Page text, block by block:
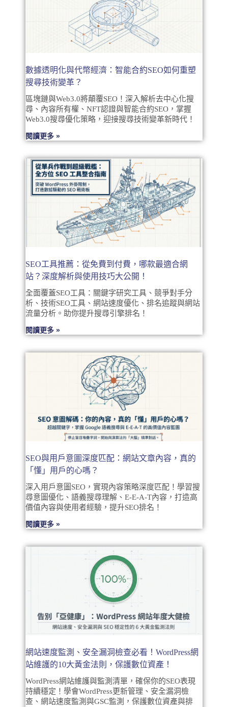
數據透明化與代幣經濟：智能合約SEO如何重塑
搜尋技術變革？
區塊鏈與Web3.0將顛覆SEO！深入解析去中心化搜
尋、內容所有權、NFT認證與智能合約SEO，掌握
Web3.0搜尋優化策略，迎接搜尋技術變革新時代！
閱讀更多 »
SEO工具推薦：從免費到付費，哪款最適合網
站？深度解析與使用技巧大公開！
全面覆蓋SEO工具：關鍵字研究工具、競爭對手分
析、技術SEO工具、網站速度優化、排名追蹤與網站
流量分析。助你提升搜尋引擎排名！
閱讀更多 »
SEO與用戶意圖深度匹配：網站文章內容，真的
「懂」用戶的心嗎？
深入用戶意圖SEO，實現內容策略深度匹配！學習搜
尋意圖優化、語義搜尋理解、E-E-A-T內容，打造高
價值內容與使用者經驗，提升SEO排名！
閱讀更多 »
網站速度監測、安全漏洞檢查必看！WordPress網
站維護的10大黃金法則，保護數位資產！
WordPress網站維護與監測清單，確保你的SEO表現
持續穩定！學會WordPress更新管理、安全漏洞檢
查、網站速度監測與GSC監測，保護數位資產與排